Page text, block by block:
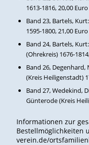
1613-1816, 20,00 Euro
Band 23, Bartels,
1595-1800, 21,00 Euro
Band 24, Bartels,
(Ohrekreis) 1676-
Band 26,
(Kreis Heiligenstadt)
Band 27, Wedekind,
Günterode (Kreis
Informationen zur
Bestellmöglichkeiten
verein.de/